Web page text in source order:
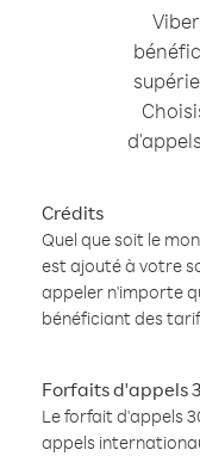
Crédits
Quel que soit le
est ajouté à votre
appeler n'importe
bénéficiant des
Forfaits d'appels
Le forfait d'appels
appels